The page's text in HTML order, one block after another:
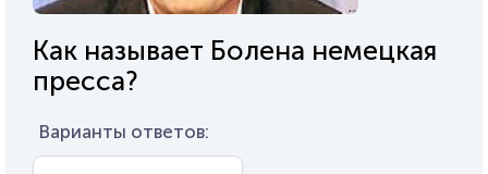
Как называет Болена немецкая
пресса?
Варианты ответов: